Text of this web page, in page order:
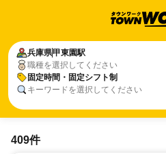
兵庫県甲東園駅
職種を選択してください
固定時間・固定シフト制
キーワードを選択してください
409件